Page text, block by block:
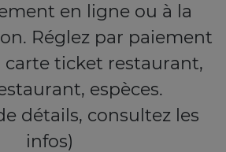
en ligne ou à la
Réglez par paiement
carte ticket restaurant,
espèces.
détails, consultez les
infos)